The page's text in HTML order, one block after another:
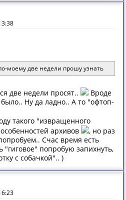
моему две недели прошу узнать
две недели просят..
Вроде
было.. Ну да ладно.. А то "офтоп-
такого "извращенного
архивов
, но раз
Счас время есть
"гиговое" попробую запихнуть,
с собачкой".. )